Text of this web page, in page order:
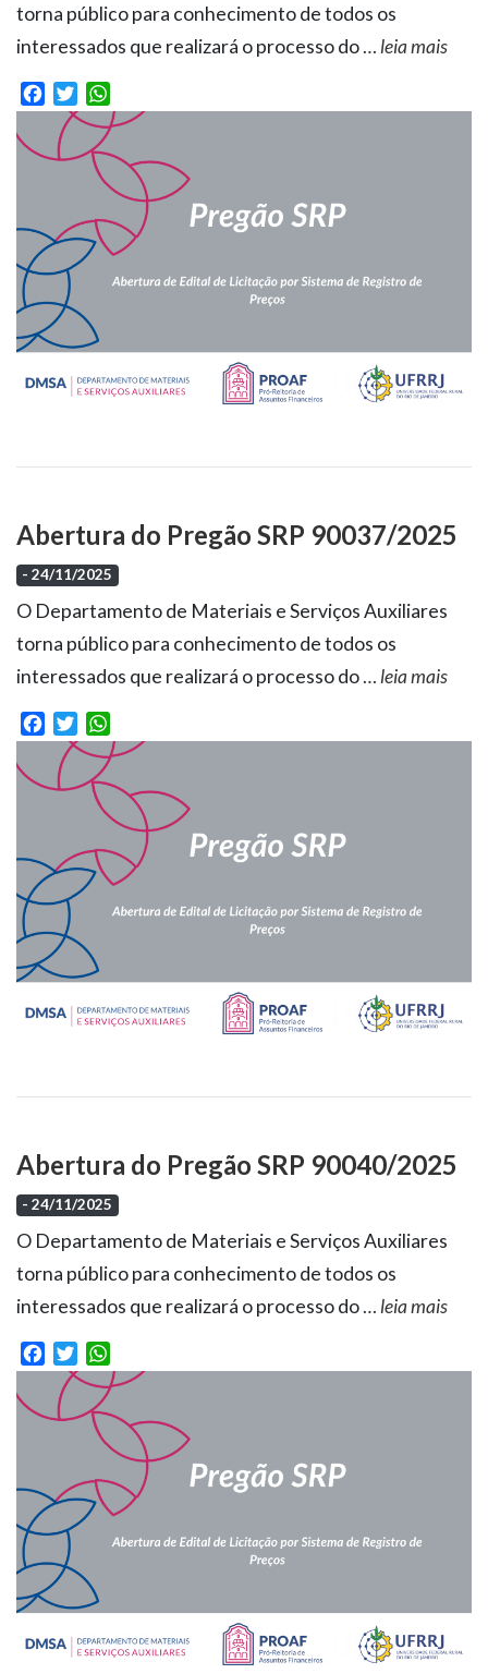
torna público para conhecimento de todos os
interessados que realizará o processo do… leia mais
Facebook
Twitter
Abertura do Pregão SRP 90037/2025
- 24/11/2025
O Departamento de Materiais e Serviços Auxiliares
torna público para conhecimento de todos os
interessados que realizará o processo do… leia mais
Facebook
Twitter
Abertura do Pregão SRP 90040/2025
- 24/11/2025
O Departamento de Materiais e Serviços Auxiliares
torna público para conhecimento de todos os
interessados que realizará o processo do… leia mais
Facebook
Twitter